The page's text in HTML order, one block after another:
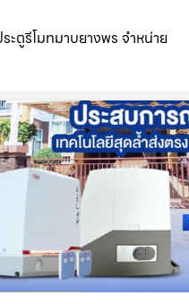
ะตูรีโมทมาบยางพร จำหน่าย